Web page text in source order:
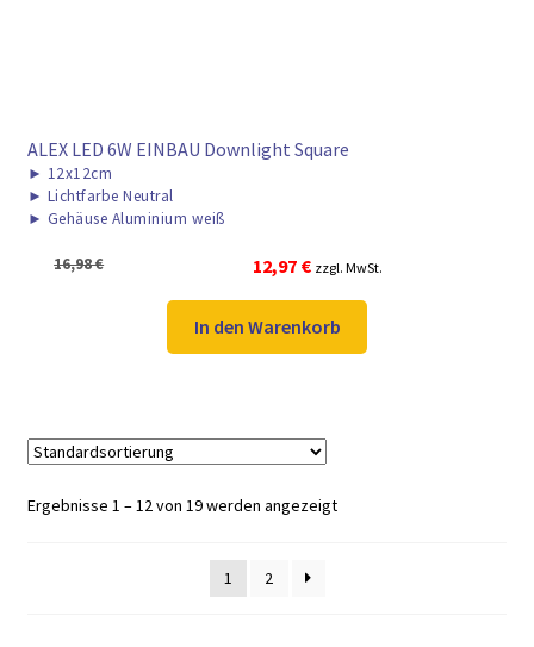
ALEX LED 6W EINBAU Downlight Square
► 12x12cm
► Lichtfarbe Neutral
► Gehäuse Aluminium weiß
16,98€
Ursprünglicher
war:
16,98 €
12,97 €Aktueller
ist:
12,97 €.
zzgl. MwSt.
In den Warenkorb
Ergebnisse 1 – 12 von 19 werden angezeigt
1 2